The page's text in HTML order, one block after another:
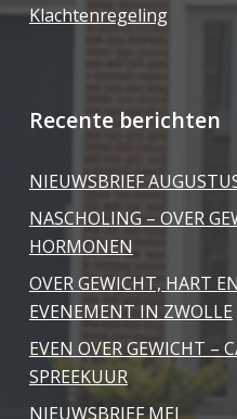
Klachtenregeling
Recente berichten
NIEUWSBRIEF
NASCHOLING – OVER
HORMONEN
OVER GEWICHT, HART
EVENEMENT IN ZWOLLE
EVEN OVER GEWICHT –
SPREEKUUR
NIEUWSBRIEF MEI